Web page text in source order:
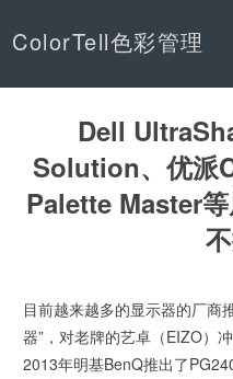
ColorTell色彩管理
Dell
Solution、优派
Palette Master
目前越来越多的显示器的厂商
器”，对老牌的艺卓（EIZO）
2013年明基BenQ推出了